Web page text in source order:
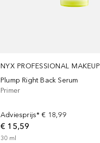
NYX PROFESSIONAL MAKEUP
Plump Right Back Serum
Primer
Adviesprijs* € 18,99
€ 15,59
30 ml